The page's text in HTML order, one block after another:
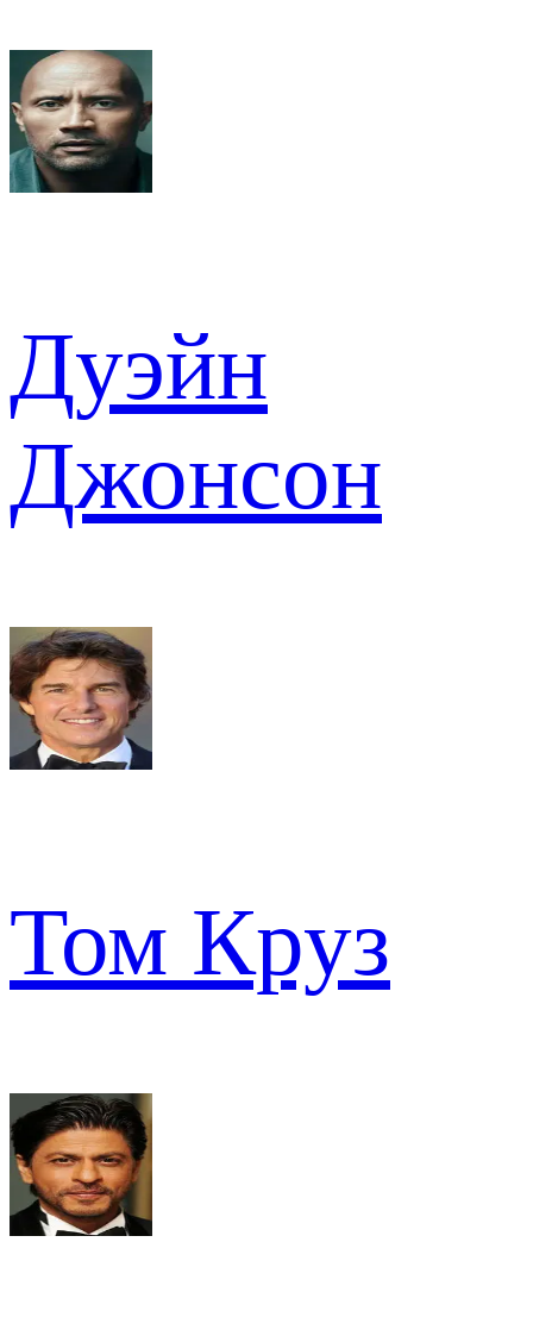
Дуэйн
Джонсон
Том Круз